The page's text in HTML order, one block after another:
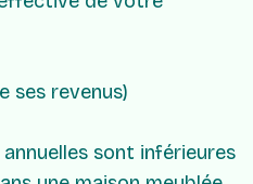
ses revenus)
sont inférieures